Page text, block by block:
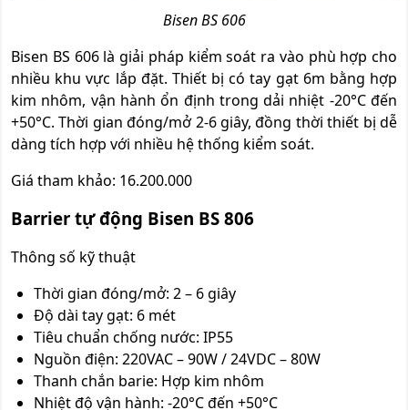
Bisen BS 606
Bisen BS 606 là giải pháp kiểm soát ra vào phù hợp cho
nhiều khu vực lắp đặt. Thiết bị có tay gạt 6m bằng hợp
kim nhôm, vận hành ổn định trong dải nhiệt -20°C đến
+50°C. Thời gian đóng/mở 2-6 giây, đồng thời thiết bị dễ
dàng tích hợp với nhiều hệ thống kiểm soát.
Giá tham khảo: 16.200.000
Barrier tự động Bisen BS 806
Thông số kỹ thuật
Thời gian đóng/mở: 2 – 6 giây
Độ dài tay gạt: 6 mét
Tiêu chuẩn chống nước: IP55
Nguồn điện: 220VAC – 90W / 24VDC – 80W
Thanh chắn barie: Hợp kim nhôm
Nhiệt độ vận hành: -20°C đến +50°C